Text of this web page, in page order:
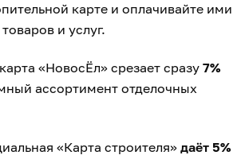
карте и оплачивайте ими
и услуг.
«НовосЁл» срезает сразу 7%
ассортимент отделочных
«Карта строителя» даёт 5%